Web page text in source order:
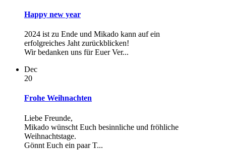
Happy new year
2024 ist zu Ende und Mikado kann auf ein
erfolgreiches Jaht zurückblicken!
Wir bedanken uns für Euer Ver...
Dec
20
Frohe Weihnachten
Liebe Freunde,
Mikado wünscht Euch besinnliche und fröhliche
Weihnachtstage.
Gönnt Euch ein paar T...